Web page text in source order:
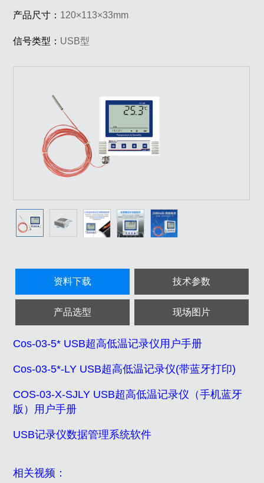
产品尺寸： 120×113×33mm
信号类型： USB型
资料下载 技术参数
产品选型 现场图片
Cos-03-5* USB超高低温记录仪用户手册
Cos-03-5*-LY USB超高低温记录仪(带蓝牙打印)
COS-03-X-SJLY USB超高低温记录仪（手机蓝牙
版）用户手册
USB记录仪数据管理系统软件
相关视频：